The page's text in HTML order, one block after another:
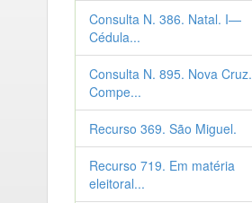
Consulta N. 386. Natal. I—
Cédula...
Consulta N. 895. Nova Cruz.
Compe...
Recurso 369. São Miguel.
Recurso 719. Em matéria
eleitoral...